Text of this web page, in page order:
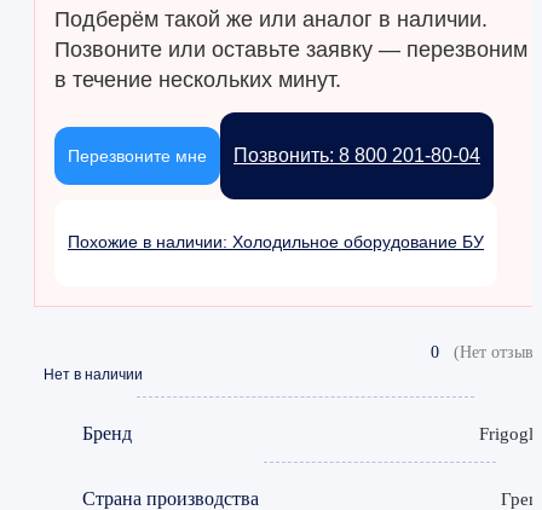
Подберём такой же или аналог в наличии.
Позвоните или оставьте заявку — перезвоним
в течение нескольких минут.
Позвонить: 8 800 201-80-04
Перезвоните мне
Похожие в наличии: Холодильное оборудование БУ
0 (Нет
Нет в наличии
Бренд
Страна производства